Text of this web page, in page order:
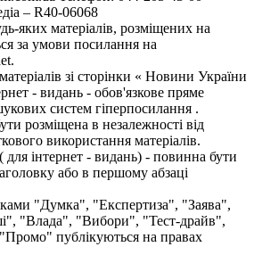
– R40-06068
яких матеріалів, розміщених на
за умови посилання на
зі сторінки « Новини України
- видань - обов'язкове пряме
систем гіперпосилання .
розміщена в незалежності від
використання матеріалів.
для інтернет - видань) - повинна бути
або в першому абзаці
"Думка", "Експертиза", "Заява",
"Влада", "Вибори", "Тест-драйв",
публікуються на правах